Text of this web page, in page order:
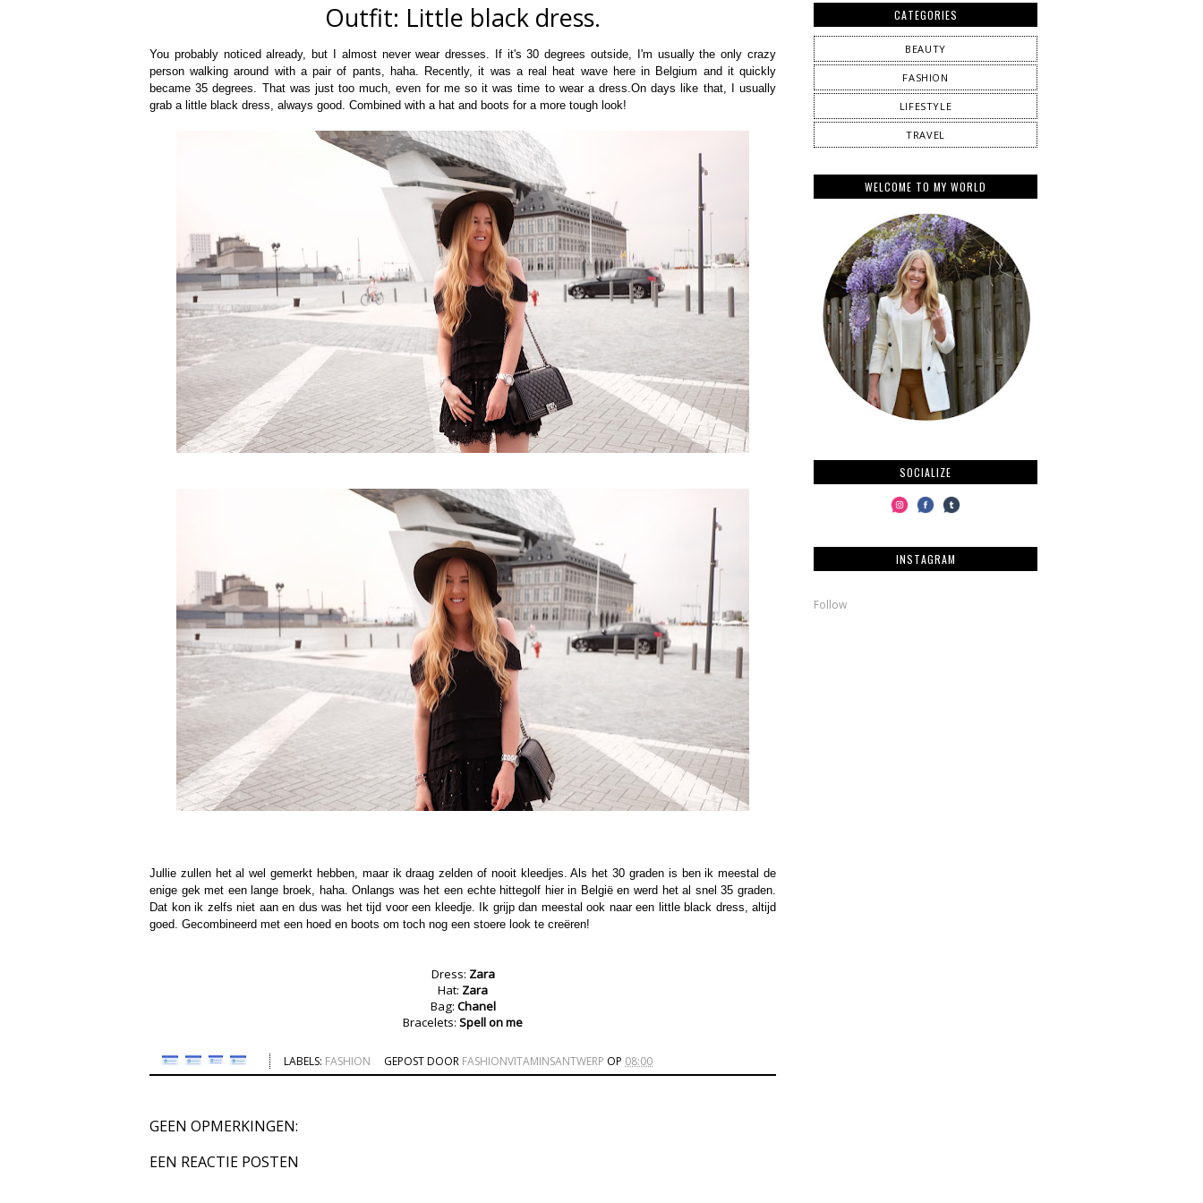
Outfit: Little black dress.
You probably noticed already, but I almost never wear dresses. If it's 30 degrees outside, I'm usually the only crazy
person walking around with a pair of pants, haha. Recently, it was a real heat wave here in Belgium and it quickly
became 35 degrees. That was just too much, even for me so it was time to wear a dress.On days like that, I usually
grab a little black dress, always good. Combined with a hat and boots for a more tough look!
Jullie zullen het al wel gemerkt hebben, maar ik draag zelden of nooit kleedjes. Als het 30 graden is ben ik meestal de
enige gek met een lange broek, haha. Onlangs was het een echte hittegolf hier in België en werd het al snel 35 graden.
Dat kon ik zelfs niet aan en dus was het tijd voor een kleedje. Ik grijp dan meestal ook naar een little black dress, altijd
goed. Gecombineerd met een hoed en boots om toch nog een stoere look te creëren!
Dress: Zara
Hat: Zara
Bag: Chanel
Bracelets: Spell on me
LABELS: FASHION GEPOST DOOR FASHIONVITAMINSANTWERP OP 08:00
GEEN OPMERKINGEN:
EEN REACTIE POSTEN
CATEGORIES
BEAUTY
FASHION
LIFESTYLE
TRAVEL
WELCOME TO MY WORLD
SOCIALIZE
INSTAGRAM
Follow